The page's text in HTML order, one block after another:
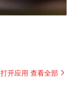
打开应用 查看全部